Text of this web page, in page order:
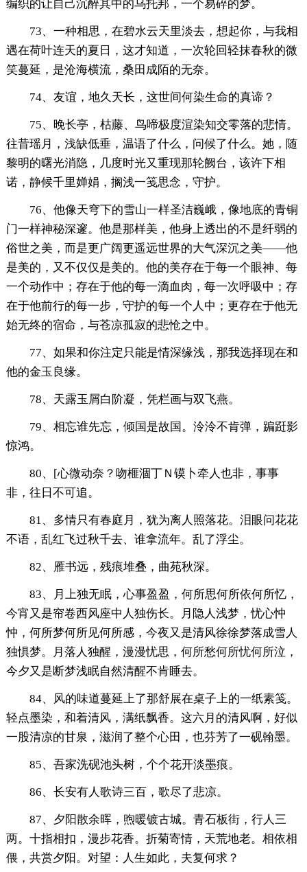
编织的让自己沉醉其中的乌托邦，一个易碎的梦。
73、一种相思，在碧水云天里淡去，想起你，与我相
遇在荷叶连天的夏日，这才知道，一次轮回轻抹春秋的微
笑蔓延，是沧海横流，桑田成陌的无奈。
74、友谊，地久天长，这世间何染生命的真谛？
75、晚长亭，枯藤、鸟啼极度渲染知交零落的悲情。
往昔瑶月，浅缺低垂，温语了什么，问候了什么。她，随
黎明的曙光消隐，几度时光又重现那轮阙台，该许下相
诺，静候千里婵娟，搁浅一笺思念，守护。
76、他像天穹下的雪山一样圣洁巍峨，像地底的青铜
门一样神秘深邃。他是那样美，他身上透出的不是纤弱的
俗世之美，而是更广阔更遥远世界的大气深沉之美——他
是美的，又不仅仅是美的。他的美存在于每一个眼神、每
一个动作中；存在于他的每一滴血肉，每一次呼吸中；存
在于他前行的每一步，守护的每一个人中；更存在于他无
始无终的宿命，与苍凉孤寂的悲怆之中。
77、如果和你注定只能是情深缘浅，那我选择现在和
他的金玉良缘。
78、天露玉屑白阶凝，凭栏画与双飞燕。
79、相忘谁先忘，倾国是故国。泠泠不肯弹，蹁跹影
惊鸿。
80、[心微动奈？吻榧涸丁Ｎ镆卜牵人也非，事事
非，往日不可追。
81、多情只有春庭月，犹为离人照落花。泪眼问花花
不语，乱红飞过秋千去、谁拿流年。乱了浮尘。
82、雁书远，残痕堆叠，曲苑秋深。
83、月上独无眠，心事盈盈，何所思何所依何所忆，
今宵又是帘卷西风座中人独伤长。月隐人浅梦，忧心忡
忡，何所梦何所见何所感，今夜又是清风徐徐梦落成雪人
独惧梦。月落人独醒，漫漫忧思，何所愁何所忧何所泣，
今夕又是断梦浅眠自然清醒不肯睡去。
84、风的味道蔓延上了那舒展在桌子上的一纸素笺。
轻点墨染，和着清风，满纸飘香。这六月的清风啊，好似
一股清凉的甘泉，滋润了整个心田，也芬芳了一砚翰墨。
85、吾家洗砚池头树，个个花开淡墨痕。
86、长安有人歌诗三百，歌尽了悲凉。
87、夕阳散余晖，煦暖镀古城。青石板街，行人三
两。十指相扣，漫步花香。折菊寄情，天荒地老。相依相
偎，共赏夕阳。对望：人生如此，夫复何求？